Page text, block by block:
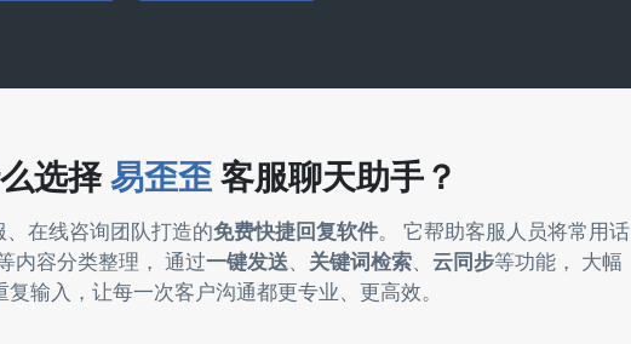
选择 易歪歪 客服聊天助手？
在线咨询团队打造的免费快捷回复软件 。 它帮助客服人员将常用话
内容分类整理， 通过一键发送 关键词检索、 云同步等功能， 大幅
复输入，让每一次客户沟通都更专业、更高效。